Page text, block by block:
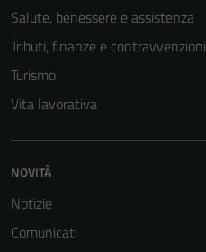
Salute, benessere e assistenza
Tributi, finanze e contravvenzioni
Turismo
Vita lavorativa
NOVITÀ
Notizie
Comunicati